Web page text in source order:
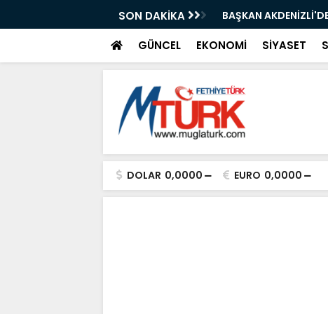
SON DAKİKA
IŞIKHAN'A GÜREŞ DAVETİ "Bir Sonraki
GÜNCEL EKONOMİ SİYASET
DOLAR 0,0000 EURO 0,0000